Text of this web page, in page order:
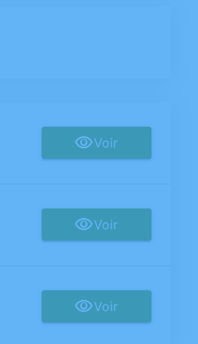
Voir
Voir
Voir